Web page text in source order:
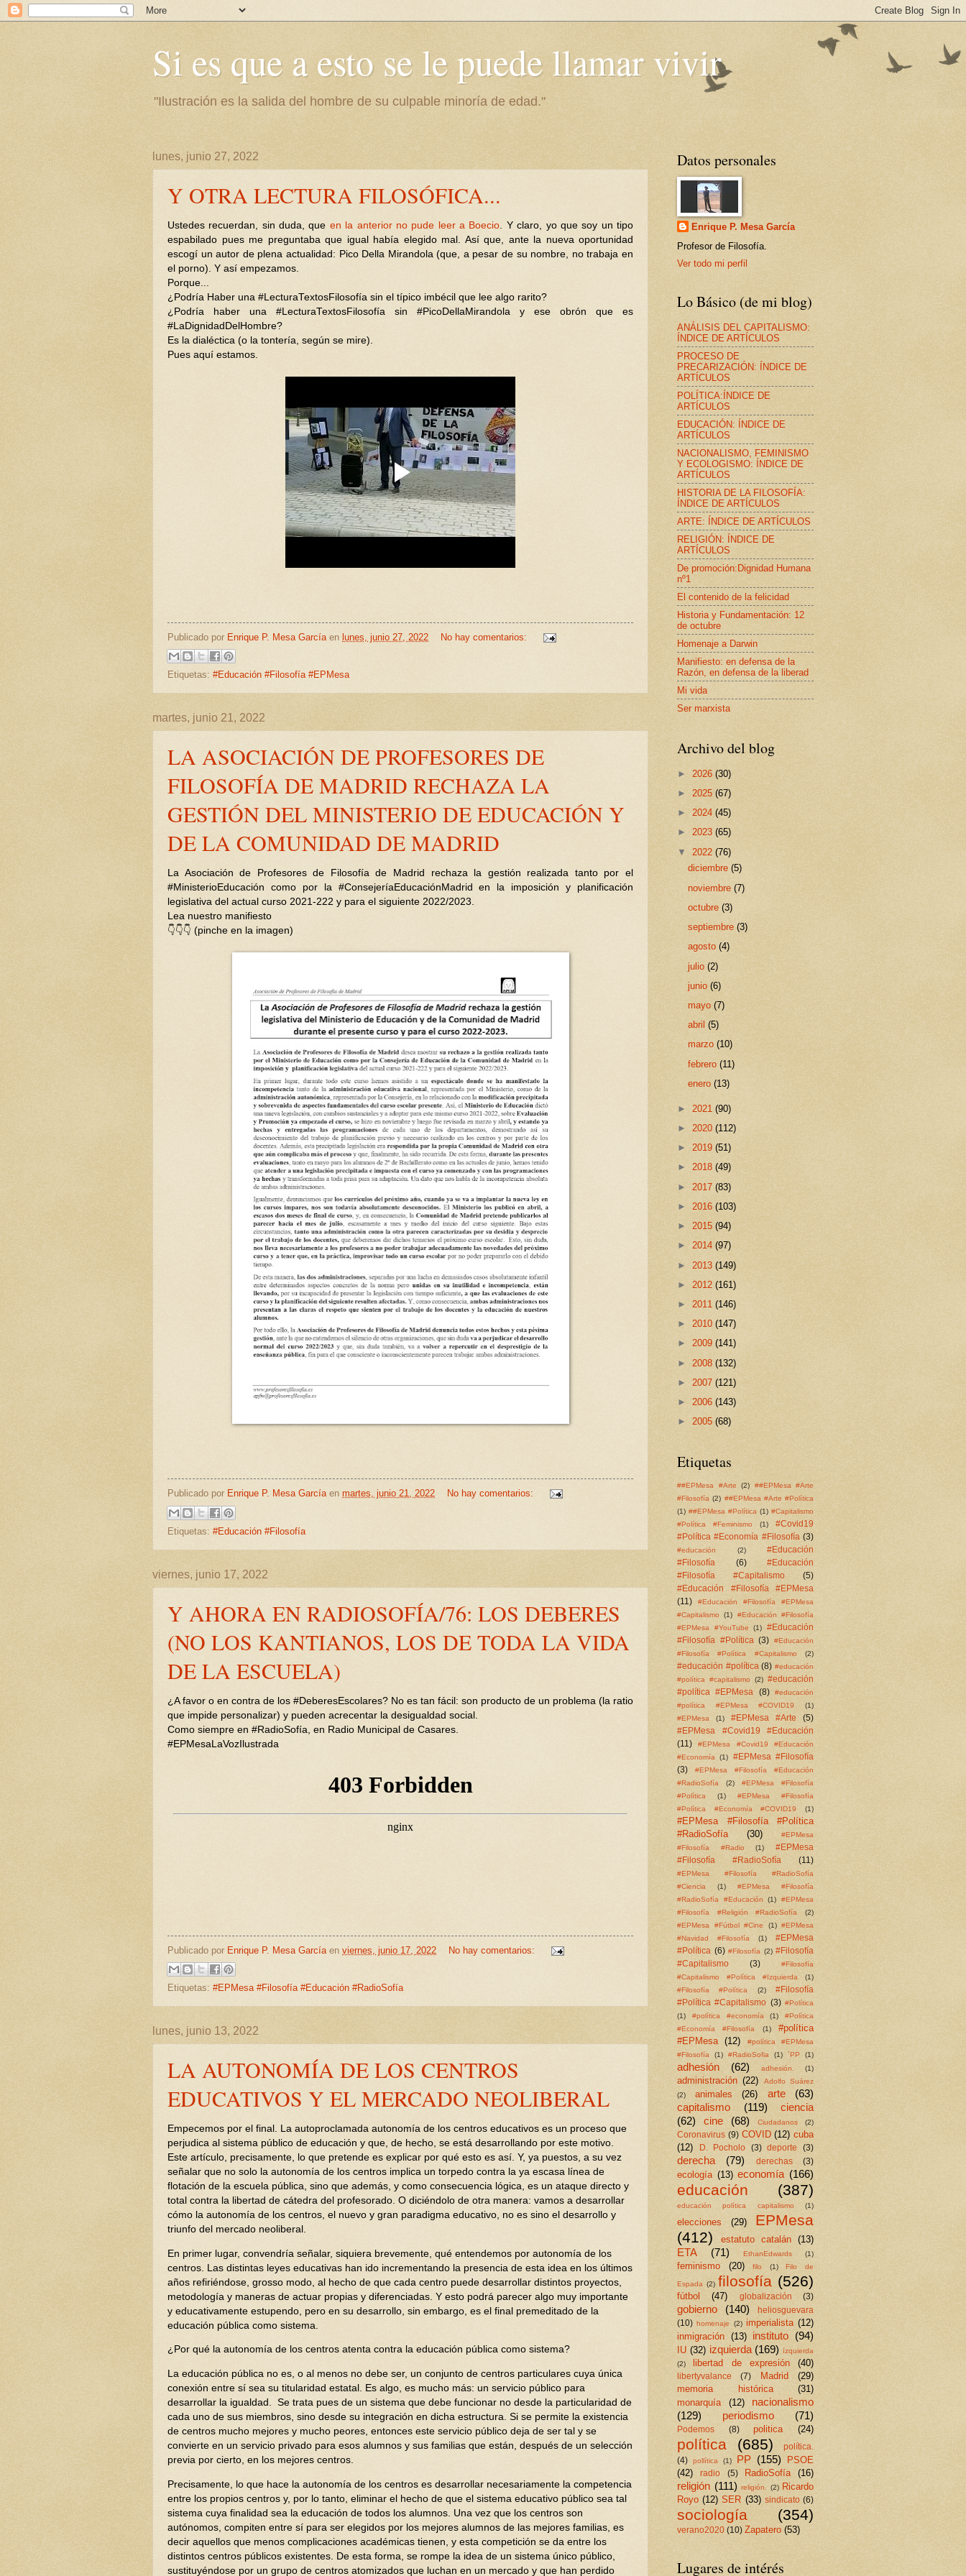
Si es que a esto se le puede llamar vivir
"Ilustración es la salida del hombre de su culpable minoría de edad."
lunes, junio 27, 2022
Y OTRA LECTURA FILOSÓFICA...
Ustedes recuerdan, sin duda, que en la anterior no pude leer a Boecio . Y claro, yo que soy un tipo
espabilado pues me preguntaba que igual había elegido mal. Así que, ante la nueva oportunidad
escogí un autor de plena actualidad: Pico Della Mirandola (que, a pesar de su nombre, no trabaja en
el porno). Y así empezamos.
Porque...
¿Podría Haber una #LecturaTextosFilosofía sin el típico imbécil que lee algo rarito?
¿Podría haber una #LecturaTextosFilosofía sin #PicoDellaMirandola y ese obrón que es
#LaDignidadDelHombre?
Es la dialéctica (o la tontería, según se mire).
Pues aquí estamos.
Publicado por Enrique P. Mesa García en lunes, junio 27, 2022 No hay comentarios:
Etiquetas: #Educación #Filosofía #EPMesa
martes, junio 21, 2022
LA ASOCIACIÓN DE PROFESORES DE
FILOSOFÍA DE MADRID RECHAZA LA
GESTIÓN DEL MINISTERIO DE EDUCACIÓN Y
DE LA COMUNIDAD DE MADRID
La Asociación de Profesores de Filosofía de Madrid rechaza la gestión realizada tanto por el
#MinisterioEducación como por la #ConsejeríaEducaciónMadrid en la imposición y planificación
legislativa del actual curso 2021-222 y para el siguiente 2022/2023.
Lea nuestro manifiesto
👇👇👇 (pinche en la imagen)
Publicado por Enrique P. Mesa García en martes, junio 21, 2022 No hay comentarios:
Etiquetas: #Educación #Filosofía
viernes, junio 17, 2022
Y AHORA EN RADIOSOFÍA/76: LOS DEBERES
(NO LOS KANTIANOS, LOS DE TODA LA VIDA
DE LA ESCUELA)
¿A favor o en contra de los #DeberesEscolares? No es tan fácil: son producto de un problema (la ratio
que impide personalizar) y pueden acrecentar la desigualdad social.
Como siempre en #RadioSofía, en Radio Municipal de Casares.
#EPMesaLaVozIlustrada
Publicado por Enrique P. Mesa García en viernes, junio 17, 2022 No hay comentarios:
Etiquetas: #EPMesa #Filosofía #Educación #RadioSofía
lunes, junio 13, 2022
LA AUTONOMÍA DE LOS CENTROS
EDUCATIVOS Y EL MERCADO NEOLIBERAL
Empecemos por el final. La autoproclamada autonomía de los centros educativos es un proceso que
perjudica al sistema público de educación y que, de hecho, se está desarrollando por este motivo.
Este artículo, precisamente, lo que pretende es explicar por qué esto es así. Y, ya puestos, a su vez
señalar que no solo la autonomía de los centros implica un torpedo contra la ya escasa línea de
flotación de la escuela pública, sino que además, y como consecuencia lógica, es un ataque directo y
total contra la libertad de cátedra del profesorado. O diciéndolo de otra manera: vamos a desarrollar
cómo la autonomía de los centros, el nuevo y gran paradigma educativo, no es sino el desarrollo y
triunfo del mercado neoliberal.
En primer lugar, convendría señalar, siquiera brevemente, qué entendemos por autonomía de los
centros. Las distintas leyes educativas han ido incrementando la presencia de esta idea en los últimos
años refiriéndose, grosso modo, al hecho de que cada centro puede desarrollar distintos proyectos,
metodología y maneras de actuar propias y diferenciadas. Y esto podrá parecer algo muy importante
y educativamente estupendo, pero en su desarrollo, sin embargo, es el final premeditado de la
educación pública como sistema.
¿Por qué la autonomía de los centros atenta contra la educación pública como sistema?
La educación pública no es, o al menos no debe ser, un conjunto de centros particulares cuya única
conexión entre sí sea su titularidad estatal. Es algo, es mucho más: un servicio público para
desarrollar la igualdad. Se trata pues de un sistema que debe funcionar no desde la particularidad de
cada uno de sus miembros, sino desde su integración en dicha estructura. Si se permite la existencia
de centros mucho mejores y mucho peores, entonces este servicio público deja de ser tal y se
convierte en un servicio privado para esos alumnos y sus familias que están, después de un selección
previa por cierto, en los mejores centros.
Precisamente, lo que hace la autonomía de los centros es desarrollar necesariamente la competencia
entre los propios centros y, por lo tanto, eliminar el hecho de que el sistema educativo público sea tal
sistema cuya finalidad sea la educación de todos los alumnos. Una vez que los centros son
autónomos, compiten entre sí para ser elegidos por los mejores alumnos de las mejores familias, es
decir aquellos que menos complicaciones académicas tienen, y esta competición se da entre los
distintos centros públicos existentes. De esta forma, se rompe la idea de un sistema único público,
sustituyéndose por un grupo de centros atomizados que luchan en un mercado y que han perdido
Datos personales
Enrique P. Mesa García
Profesor de Filosofía.
Ver todo mi perfil
Lo Básico (de mi blog)
ANÁLISIS DEL CAPITALISMO:
ÍNDICE DE ARTÍCULOS
PROCESO DE
PRECARIZACIÓN: ÍNDICE DE
ARTÍCULOS
POLÍTICA:ÍNDICE DE
ARTÍCULOS
EDUCACIÓN: ÍNDICE DE
ARTÍCULOS
NACIONALISMO, FEMINISMO
Y ECOLOGISMO: ÍNDICE DE
ARTÍCULOS
HISTORIA DE LA FILOSOFÍA:
ÍNDICE DE ARTÍCULOS
ARTE: ÍNDICE DE ARTÍCULOS
RELIGIÓN: ÍNDICE DE
ARTÍCULOS
De promoción:Dignidad Humana
nº1
El contenido de la felicidad
Historia y Fundamentación: 12
de octubre
Homenaje a Darwin
Manifiesto: en defensa de la
Razón, en defensa de la liberad
Mi vida
Ser marxista
Archivo del blog
► 2026 (30)
► 2025 (67)
► 2024 (45)
► 2023 (65)
▼ 2022 (76)
diciembre(5)
noviembre(7)
octubre(3)
septiembre(3)
agosto(4)
julio(2)
junio(6)
mayo(7)
abril(5)
marzo(10)
febrero(11)
enero(13)
► 2021 (90)
► 2020 (112)
► 2019 (51)
► 2018 (49)
► 2017 (83)
► 2016 (103)
► 2015 (94)
► 2014 (97)
► 2013 (149)
► 2012 (161)
► 2011 (146)
► 2010 (147)
► 2009 (141)
► 2008 (132)
► 2007 (121)
► 2006 (143)
► 2005 (68)
Etiquetas
##EPMesa #Arte (2)
##EPMesa #Arte
#Filosofía (2) ##EPMesa #Arte #Política
(1) ##EPMesa #Política (1) #Capitalismo
#Política #Feminismo
(1)
#Covid19
#Política #Economía #Filosofía (3)
#educación (2)
#Educación
#Filosofía
(6)
#Educación
#Filosofía #Capitalismo
(5)
#Educación #Filosofía #EPMesa
(11)
#Educación #Filosofía #EPMesa
#Capitalismo
(1)
#Educación #Filosofía
#EPMesa #YouTube
(1)
#Educación
#Filosofía #Política
(3)
#Educación
#Filosofía #Política #Capitalismo
(2)
#educación #política (8) #educación
#política #capitalismo
(2) #educación
#política #EPMesa
(8)
#educación
#política #EPMesa #COVID19
(1)
#EPMesa
(1) #EPMesa #Arte
(5)
#EPMesa #Covid19 #Educación
(11)
#EPMesa #Covid19 #Educación
#Economía
(1)
#EPMesa #Filosofía
(3)
#EPMesa #Filosofía #Educación
#RadioSofía
(2)
#EPMesa #Filosofía
#Política
(1)
#EPMesa #Filosofía
#Política #Economía #COVID19
(1)
#EPMesa #Filosofía #Política
#RadioSofía
(30)
#EPMesa
#Filosofía #Radio
(1)
#EPMesa
#Filosofía #RadioSofía
(11)
#EPMesa #Filosofía #RadioSofía
#Ciencia
(1)
#EPMesa #Filosofía
#RadioSofía #Educación
(1)
#EPMesa
#Filosofía #Religión #RadioSofía
(2)
#EPMesa #Fútbol #Cine
(1) #EPMesa
#Navidad #Filosofía
(1)
#EPMesa
#Política (6) #Filosofía (2) #Filosofía
#Capitalismo
(3)
#Filosofía
#Capitalismo #Política #Izquierda
(1)
#Filosofía #Política
(2)
#Filosofía
#Política #Capitalismo (3) #Política
(1)
#política #economía (1)
#Política
#Economía #Filosofía
(1)
#política
#EPMesa
(12)
#política #EPMesa
#Filosofía
(1) #RadioSofia (1) ´PP (1)
adhesión (62) adhesión. (1)
administración (22)
Adolfo Suárez
(2)
animales (26) arte
(63)
capitalismo
(119)
ciencia
(62)
cine (68) Ciudadanos (2)
Coronavirus (9) COVID (12) cuba
(12)
D. Pocholo (3) deporte (3)
derecha (79) derechas (3)
ecología (13) economía (166)
educación (387)
educación política capitalismo (1)
elecciones (29)
EPMesa
(412)
estatuto catalán (13)
ETA (71) EthanEdwards (1)
feminismo (20) filo (1) Filo de
Espada (2) filosofía (526)
fútbol (47) globalización (3)
gobierno (140)
heliosguevara
(10) homenaje (2) imperialista (12)
inmigración (13) instituto (94)
IU (32) izquierda (169) ízquierda
(2)
libertad de expresión (40)
libertyvalance (7) Madrid
(29)
memoria histórica
(31)
monarquía
(12)
nacionalismo
(129)
periodismo (71)
Podemos (8) politica (24)
política (685)
política.
(4)
pollítica (1) PP (155)
PSOE
(42)
radio (5) RadioSofía (16)
religión (111) religión. (2) Ricardo
Royo (12) SER (33) sindicato (6)
sociología (354)
verano2020 (10) Zapatero (53)
Lugares de intérés